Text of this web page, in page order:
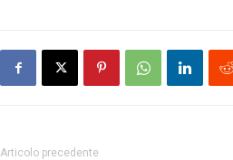
Articolo precedente